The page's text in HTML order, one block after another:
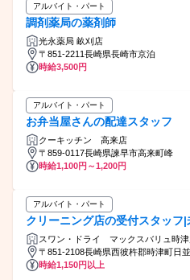
アルバイト・パート
調剤薬局の薬剤師
光永薬局 畝刈店
〒851-2211長崎県長崎市京泊
時給3,500円
アルバイト・パート
お弁当屋さんの配達スタッフ
クーキッチン 高来店
〒859-0117長崎県諫早市高来町峰
時給1,100円～1,200円
アルバイト・パート
クリーニング店の受付スタッフ|
スワン・ドライ マックスバリュ時
〒851-2108長崎県西彼杵郡時津町日
時給1,150円以上